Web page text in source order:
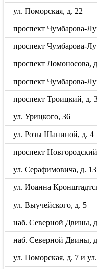
ул. Поморская, д. 22
проспект Чумбарова-
проспект Чумбарова-
проспект Ломоносова,
проспект Чумбарова-
проспект Троицкий, д.
ул. Урицкого, 36
ул. Розы Шаниной, д. 4
проспект
ул. Серафимовича, д. 13
ул. Иоанна
ул. Выучейского, д. 5
наб. Северной Двины,
наб. Северной Двины,
ул. Поморская, д. 7 и